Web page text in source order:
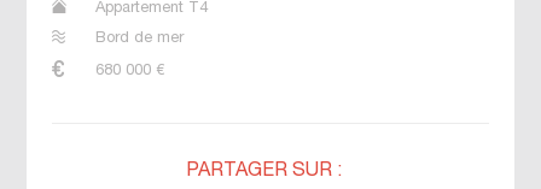
Appartement T4
Bord de mer
680 000€
PARTAGER SUR :